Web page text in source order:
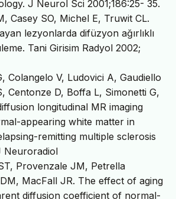
J Neurol Sci 2001;186:25- 35.
Casey SO, Michel E, Truwit CL.
lezyonlarda difüzyon ağırlıklı
Tani Girisim Radyol 2002;
Colangelo V, Ludovici A, Gaudiello
Centonze D, Boffa L, Simonetti G,
longitudinal MR imaging
appearing white matter in
remitting multiple sclerosis
Neuroradiol
Provenzale JM, Petrella
MacFall JR. The effect of aging
diffusion coefficient of normal-